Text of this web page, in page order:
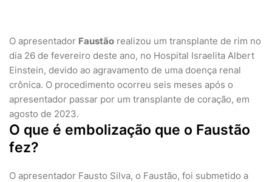
O apresentador Faustão realizou um transplante de rim no
dia 26 de fevereiro deste ano, no Hospital Israelita Albert
Einstein, devido ao agravamento de uma doença renal
crônica. O procedimento ocorreu seis meses após o
apresentador passar por um transplante de coração, em
agosto de 2023.
O que é embolização que o Faustão
fez?
O apresentador Fausto Silva, o Faustão, foi submetido a